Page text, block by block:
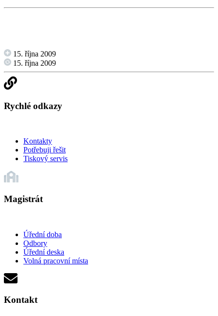
15. října 2009
15. října 2009
Rychlé odkazy
Kontakty
Potřebuji řešit
Tiskový servis
Magistrát
Úřední doba
Odbory
Úřední deska
Volná pracovní místa
Kontakt